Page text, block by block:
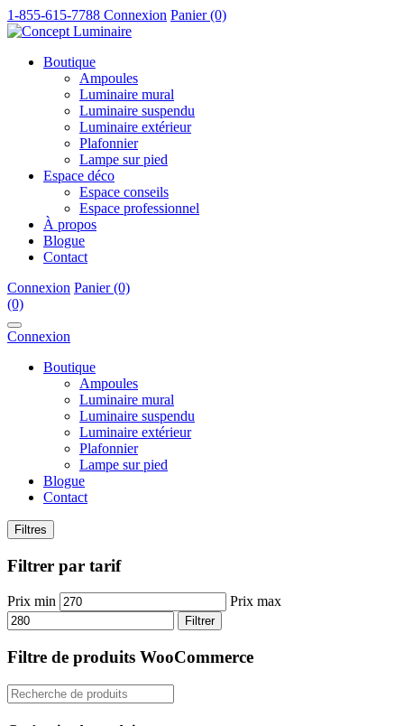
1-855-615-7788 Connexion Panier (0)
Boutique
Ampoules
Luminaire mural
Luminaire suspendu
Luminaire extérieur
Plafonnier
Lampe sur pied
Espace déco
Espace conseils
Espace professionnel
À propos
Blogue
Contact
Connexion Panier (0)
(0)
Connexion
Boutique
Ampoules
Luminaire mural
Luminaire suspendu
Luminaire extérieur
Plafonnier
Lampe sur pied
Blogue
Contact
Filtres
Filtrer par tarif
Prix min Prix max
Filtrer
Filtre de produits WooCommerce